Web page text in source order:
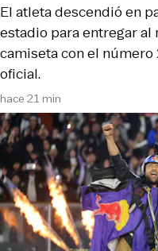
hace 21 min
El atleta descendió en
estadio para entregar al
camiseta con el
oficial.